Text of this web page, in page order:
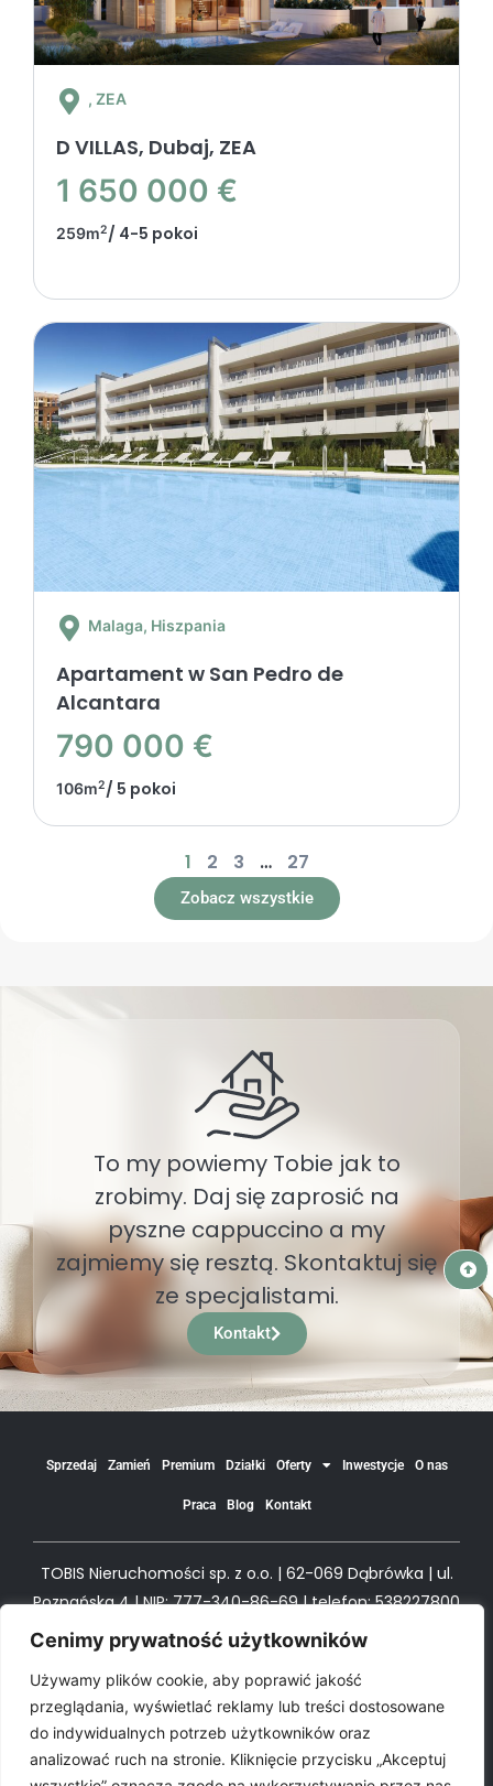
Cenimy prywatność użytkowników
Używamy plików cookie, aby poprawić jakość
przeglądania, wyświetlać reklamy lub treści dostosowane
do indywidualnych potrzeb użytkowników oraz
analizować ruch na stronie. Kliknięcie przycisku „Akceptuj
, ZEA
D VILLAS, Dubaj, ZEA
1 650 000 €
259m2/ 4-5 pokoi
Malaga, Hiszpania
Apartament w San Pedro de
Alcantara
790 000 €
106m2/ 5 pokoi
1 2 3 … 27
Zobacz wszystkie
To my powiemy Tobie jak to
zrobimy. Daj się zaprosić na
pyszne cappuccino a my
zajmiemy się resztą. Skontaktuj się
ze specjalistami.
Kontakt
Sprzedaj Zamień Premium Działki Oferty Inwestycje O nas
Praca Blog Kontakt
TOBIS Nieruchomości sp. z o.o. | 62-069 Dąbrówka | ul.
Poznańska 4 | NIP: 777-340-86-69 | telefon: 538227800
| e-mail biuro@tobism.pl
© All Rights TOBIS Nieruchomości
Polityka prywatności Polityka Cookie